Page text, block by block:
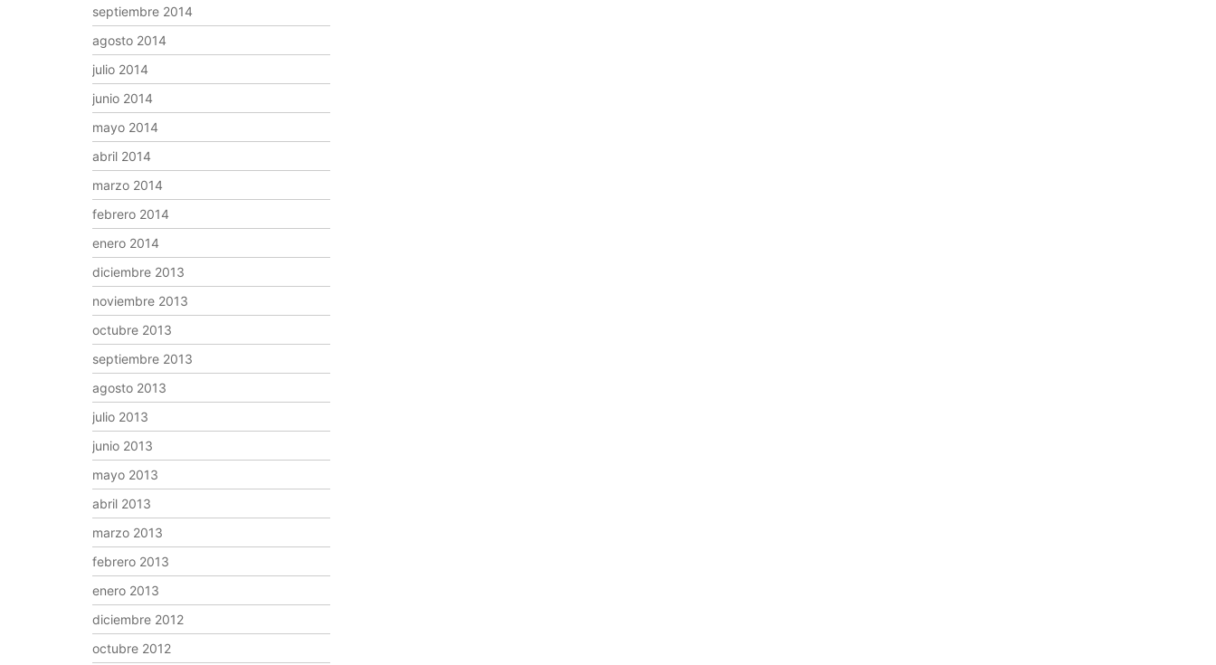
septiembre 2014
agosto 2014
julio 2014
junio 2014
mayo 2014
abril 2014
marzo 2014
febrero 2014
enero 2014
diciembre 2013
noviembre 2013
octubre 2013
septiembre 2013
agosto 2013
julio 2013
junio 2013
mayo 2013
abril 2013
marzo 2013
febrero 2013
enero 2013
diciembre 2012
octubre 2012